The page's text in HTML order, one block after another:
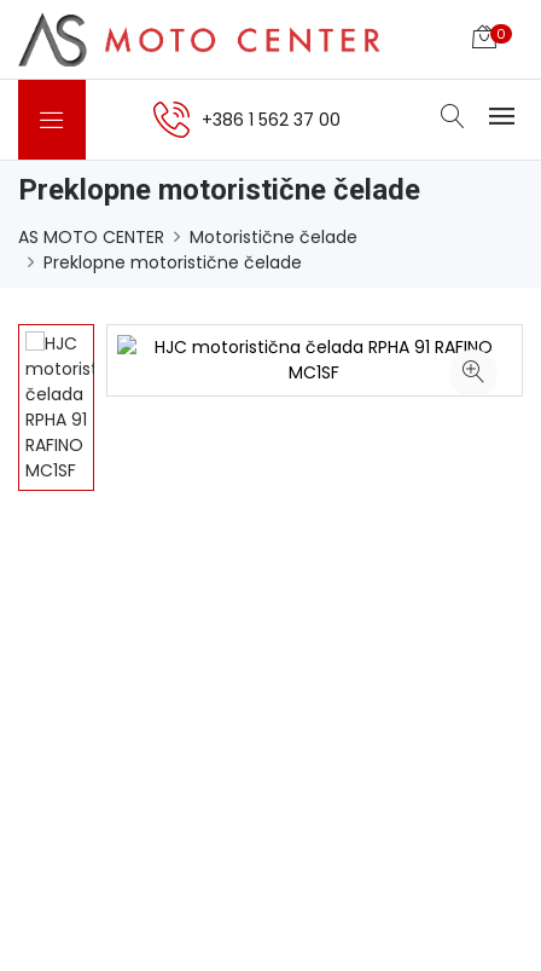
0
+386 1 562 37 00
Preklopne motoristične čelade
AS MOTO CENTER
Motoristične čelade
Preklopne motoristične čelade